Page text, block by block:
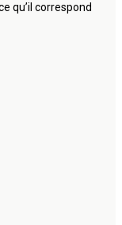
qu’il correspond